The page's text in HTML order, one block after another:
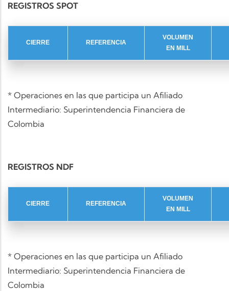
REGISTROS SPOT
CIERRE REFERENCIA
VOLUMEN
EN MILL
* Operaciones en las que participa un Afiliado
Intermediario: Superintendencia Financiera de
Colombia
REGISTROS NDF
CIERRE REFERENCIA
VOLUMEN
EN MILL
* Operaciones en las que participa un Afiliado
Intermediario: Superintendencia Financiera de
Colombia